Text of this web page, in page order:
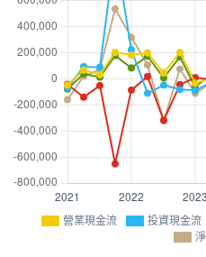
營業現金流 投資現金流